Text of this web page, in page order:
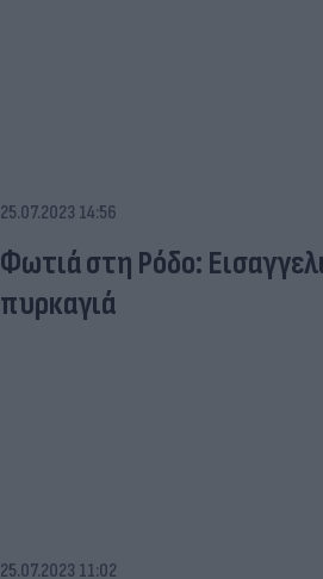
25.07.2023 14:56
Φωτιά στη Ρόδο:
πυρκαγιά
25.07.2023 11:02